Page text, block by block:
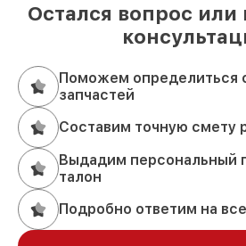
Остался вопрос
Поможем определиться
запчастей
Составим точную смету
Выдадим персональный
талон
Подробно ответим на